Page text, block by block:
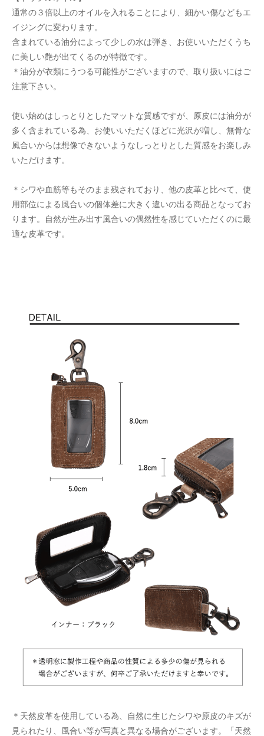
通常の３倍以上のオイルを入れることにより、細かい傷などもエ
イジングに変わります。
含まれている油分によって少しの水は弾き、お使いいただくうち
に美しい艶が出てくるのが特徴です。
＊油分が衣類にうつる可能性がございますので、取り扱いにはご
注意下さい。
使い始めはしっとりとしたマットな質感ですが、原皮には油分が
多く含まれている為、お使いいただくほどに光沢が増し、無骨な
風合いからは想像できないようなしっとりとした質感をお楽しみ
いただけます。
＊シワや血筋等もそのまま残されており、他の皮革と比べて、使
用部位による風合いの個体差に大きく違いの出る商品となってお
ります。自然が生み出す風合いの偶然性を感じていただくのに最
適な皮革です。
＊天然皮革を使用している為、自然に生じたシワや原皮のキズが
見られたり、風合い等が写真と異なる場合がございます。「天然